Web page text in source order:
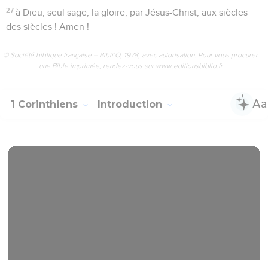
27 à Dieu, seul sage, la gloire, par Jésus-Christ, aux siècles
des siècles ! Amen !
© Société biblique française – Bibli’O, 1978, avec autorisation. Pour vous procurer
une Bible imprimée, rendez-vous sur www.editionsbiblio.fr
1 Corinthiens Introduction